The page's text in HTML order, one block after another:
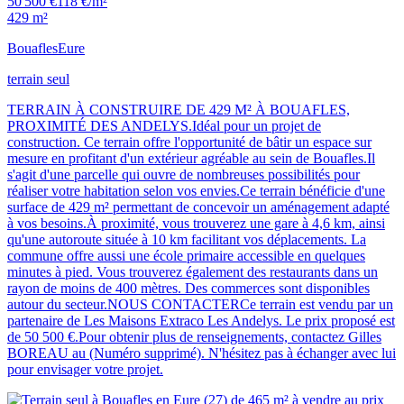
429 m²
BouaflesEure
terrain seul
TERRAIN À CONSTRUIRE DE 429 M² À BOUAFLES,
PROXIMITÉ DES ANDELYS.Idéal pour un projet de
construction. Ce terrain offre l'opportunité de bâtir un espace sur
mesure en profitant d'un extérieur agréable au sein de Bouafles.Il
s'agit d'une parcelle qui ouvre de nombreuses possibilités pour
réaliser votre habitation selon vos envies.Ce terrain bénéficie d'une
surface de 429 m² permettant de concevoir un aménagement adapté
à vos besoins.À proximité, vous trouverez une gare à 4,6 km, ainsi
qu'une autoroute située à 10 km facilitant vos déplacements. La
commune offre aussi une école primaire accessible en quelques
minutes à pied. Vous trouverez également des restaurants dans un
rayon de moins de 400 mètres. Des commerces sont disponibles
autour du secteur.NOUS CONTACTERCe terrain est vendu par un
partenaire de Les Maisons Extraco Les Andelys. Le prix proposé est
de 50 500 €.Pour obtenir plus de renseignements, contactez Gilles
BOREAU au (Numéro supprimé). N'hésitez pas à échanger avec lui
pour envisager votre projet.